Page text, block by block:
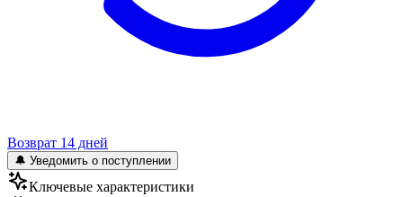
Возврат 14 дней
🔔 Уведомить о поступлении
Ключевые характеристики